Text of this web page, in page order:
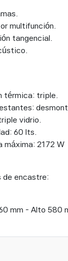
multifunción.
tangencial.
térmica: triple.
vidrio.
60 lts.
máxima: 2172 W
de encastre:
mm - Alto 580